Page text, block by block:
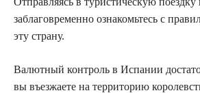
заблаговременно ознакомьтесь с
эту страну.
Валютный контроль в Испании
вы въезжаете на территорию